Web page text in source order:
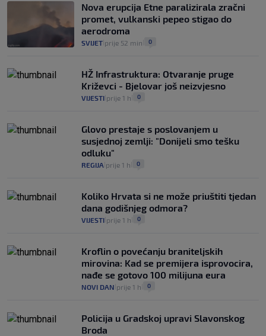
Nova erupcija Etne paralizirala zračni
promet, vulkanski pepeo stigao do
aerodroma
SVIJET prije 52 min 0
HŽ Infrastruktura: Otvaranje pruge
Križevci - Bjelovar još neizvjesno
VIJESTI prije 1 h 0
Glovo prestaje s poslovanjem u
susjednoj zemlji: "Donijeli smo tešku
odluku"
REGIJA prije 1 h 0
Koliko Hrvata si ne može priuštiti tjedan
dana godišnjeg odmora?
VIJESTI prije 1 h 0
Kroflin o povećanju braniteljskih
mirovina: Kad se premijera isprovocira,
nađe se gotovo 100 milijuna eura
NOVI DAN prije 1 h 0
Policija u Gradskoj upravi Slavonskog
Broda